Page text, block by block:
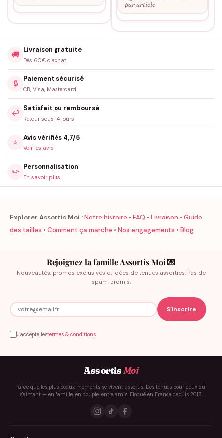
par article
🚚
Livraison gratuite
Dès 60€ d'achat
🔒
Paiement sécurisé
CB, Visa, Mastercard
↩️
Satisfait ou remboursé
Retour sous 14 jours
⭐
Avis vérifiés 4,7/5
Voir les avis
✏️
Personnalisation
En savoir plus
Explorer Assortis Moi :Notre histoire • FAQ • Livraison • Guide
des tailles • Comment ça marche • Nos engagements • Blog
Rejoignez la famille Assortis Moi 💌
Nouveautés, promos exclusives et idées de tenues assorties. Pas de
spam, promis.
J'accepte lestermes & conditions
AssortisMoi
Parce que les plus beaux moments se vivent assortis. Des tenues pour ceux qui
s'aiment — en famille, en couple, entre amis. Floqué en France depuis 2018.